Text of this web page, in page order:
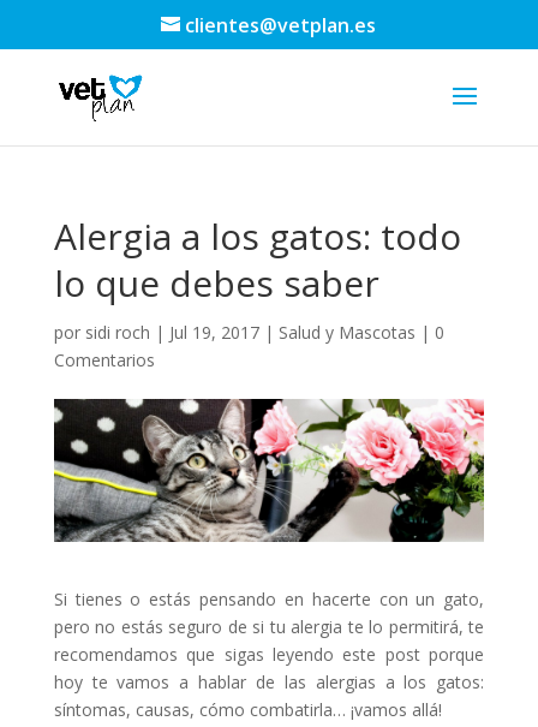
clientes@vetplan.es
Alergia a los gatos: todo
lo que debes saber
por sidi roch | Jul 19, 2017| Salud y Mascotas | 0
Comentarios
Si tienes o estás pensando en hacerte con un gato,
pero no estás seguro de si tu alergia te lo permitirá, te
recomendamos que sigas leyendo este post porque
hoy te vamos a hablar de las alergias a los gatos:
síntomas, causas, cómo combatirla… ¡vamos allá!